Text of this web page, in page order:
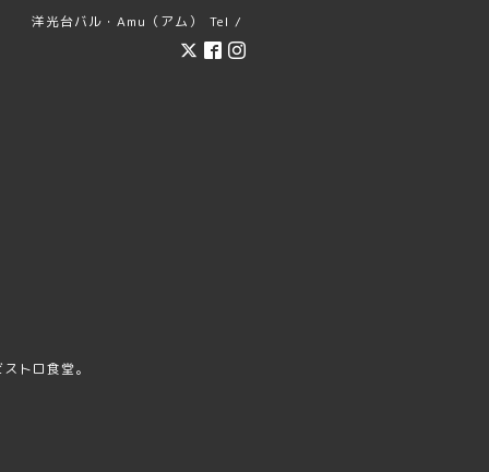
洋光台バル・Amu（アム） Tel /
トロ食堂。